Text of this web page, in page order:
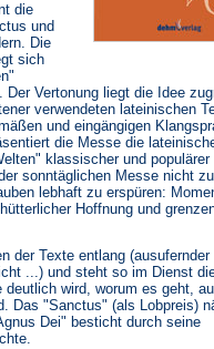
die
und
Die
sich
Vertonung liegt die Idee
verwendeten lateinischen
und eingängigen
die Messe die
klassischer und
sonntäglichen Messe nicht
lebhaft zu erspüren:
Hoffnung und
der Texte entlang (ausufernder
...) und steht so im Dienst
wird, worum es geht,
Das "Sanctus" (als Lobpreis)
Dei" besticht durch seine